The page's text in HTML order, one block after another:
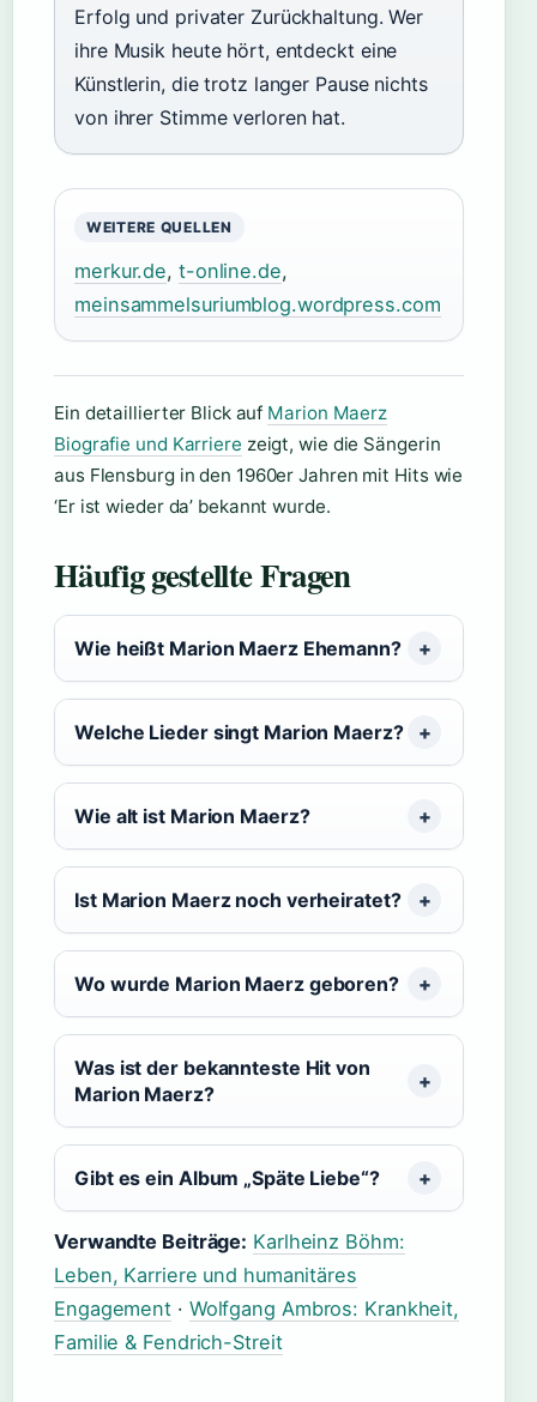
Erfolg und privater Zurückhaltung. Wer
ihre Musik heute hört, entdeckt eine
Künstlerin, die trotz langer Pause nichts
von ihrer Stimme verloren hat.
WEITERE QUELLEN
merkur.de, t-online.de,
meinsammelsuriumblog.wordpress.com
Ein detaillierter Blick auf Marion Maerz
Biografie und Karriere zeigt, wie die Sängerin
aus Flensburg in den 1960er Jahren mit Hits wie
‘Er ist wieder da’ bekannt wurde.
Häufig gestellte Fragen
Wie heißt Marion Maerz Ehemann?
Welche Lieder singt Marion Maerz?
Wie alt ist Marion Maerz?
Ist Marion Maerz noch verheiratet?
Wo wurde Marion Maerz geboren?
Was ist der bekannteste Hit von
Marion Maerz?
Gibt es ein Album „Späte Liebe“?
Verwandte Beiträge: Karlheinz Böhm:
Leben, Karriere und humanitäres
Engagement · Wolfgang Ambros: Krankheit,
Familie & Fendrich-Streit